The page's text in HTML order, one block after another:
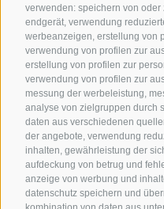
verwenden: speichern von
endgerät, verwendung
werbeanzeigen, erstellung von
verwendung von profilen zur
erstellung von profilen zur
verwendung von profilen zur
messung der werbeleistung,
analyse von zielgruppen durch
daten aus verschiedenen
der angebote, verwendung
inhalten, gewährleistung der
aufdeckung von betrug und
anzeige von werbung und
datenschutz speichern und